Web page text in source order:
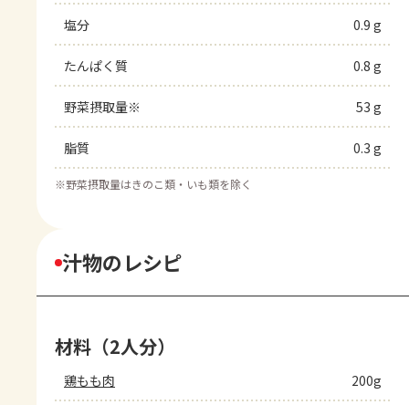
塩分 0.9 g
たんぱく質 0.8 g
野菜摂取量※ 53 g
脂質 0.3 g
※野菜摂取量はきのこ類・いも類を除く
汁物のレシピ
材料（2人分）
鶏もも肉 200g